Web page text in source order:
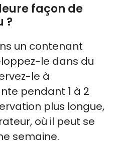
façon de
?
un contenant
le dans du
le à
pendant 1 à 2
plus longue,
où il peut se
semaine.